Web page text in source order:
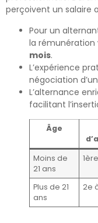
perçoivent un salaire
Pour un
la rémunération
mois.
L’expérience
négociation
L’alternance
facilitant
Âge
Moins de
21 ans
Plus de 21
ans
2e